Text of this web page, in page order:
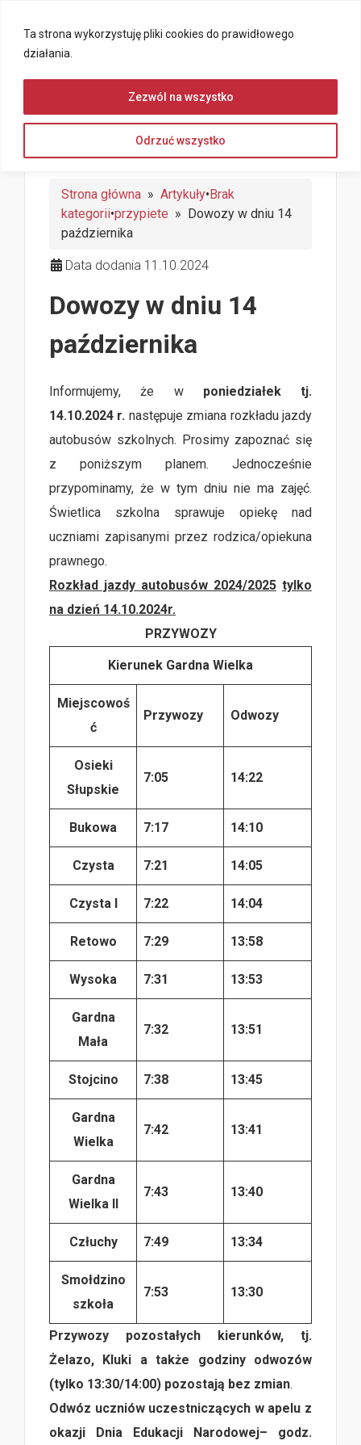
Ta strona wykorzystuję pliki cookies do prawidłowego
działania.
Odrzuć wszystko
Zezwól na wszystko
Strona główna » Artykuły•Brak
kategorii•przypiete » Dowozy w dniu 14
października
Data dodania 11.10.2024
Dowozy w dniu 14
października
Informujemy, że w poniedziałek tj.
14.10.2024 r. następuje zmiana rozkładu jazdy
autobusów szkolnych. Prosimy zapoznać się
z poniższym planem. Jednocześnie
przypominamy, że w tym dniu nie ma zajęć.
Świetlica szkolna sprawuje opiekę nad
uczniami zapisanymi przez rodzica/opiekuna
prawnego.
Rozkład jazdy autobusów 2024/2025 tylko
na dzień 14.10.2024r.
PRZYWOZY
Kierunek Gardna Wielka
Miejscowoś
ć
Przywozy Odwozy
Osieki
Słupskie
7:05 14:22
Bukowa 7:17 14:10
Czysta 7:21 14:05
Czysta I 7:22 14:04
Retowo 7:29 13:58
Wysoka 7:31 13:53
Gardna
Mała
7:32 13:51
Stojcino 7:38 13:45
Gardna
Wielka
7:42 13:41
Gardna
Wielka II
7:43 13:40
Człuchy 7:49 13:34
Smołdzino
szkoła
7:53 13:30
Przywozy pozostałych kierunków, tj.
Żelazo, Kluki a także godziny odwozów
(tylko 13:30/14:00) pozostają bez zmian.
Odwóz uczniów uczestniczących w apelu z
okazji Dnia Edukacji Narodowej– godz.